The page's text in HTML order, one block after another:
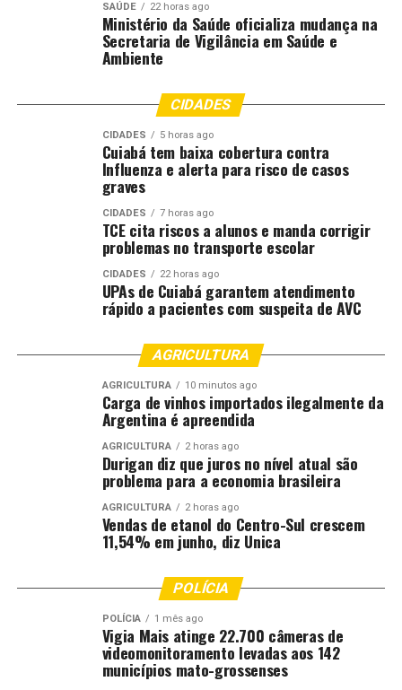
SAÚDE 22 horas ago
Ministério da Saúde oficializa mudança na
Secretaria de Vigilância em Saúde e
Ambiente
CIDADES
CIDADES 5 horas ago
Cuiabá tem baixa cobertura contra
Influenza e alerta para risco de casos
graves
CIDADES 7 horas ago
TCE cita riscos a alunos e manda corrigir
problemas no transporte escolar
CIDADES 22 horas ago
UPAs de Cuiabá garantem atendimento
rápido a pacientes com suspeita de AVC
AGRICULTURA
AGRICULTURA 10 minutos ago
Carga de vinhos importados ilegalmente da
Argentina é apreendida
AGRICULTURA 2 horas ago
Durigan diz que juros no nível atual são
problema para a economia brasileira
AGRICULTURA 2 horas ago
Vendas de etanol do Centro-Sul crescem
11,54% em junho, diz Unica
POLÍCIA
POLÍCIA 1 mês ago
Vigia Mais atinge 22.700 câmeras de
videomonitoramento levadas aos 142
municípios mato-grossenses